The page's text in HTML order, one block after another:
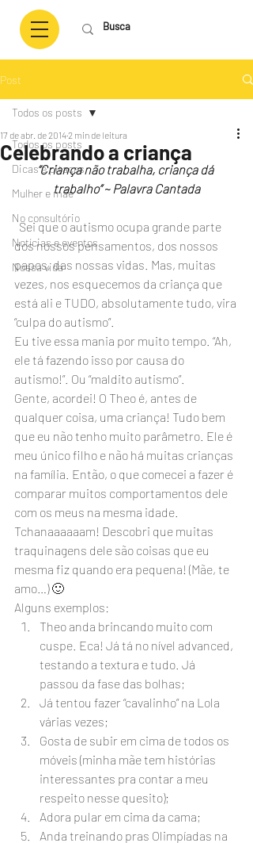
Post
Todos os posts
Dicas e pitacos
Mulher e mãe
No consultório
Notícias e eventos
Nossa vida
Todos os posts
Celebrando a criança
17 de abr. de 20142 min de leitura
“Criança não trabalha, criança dá
trabalho” ~ Palavra Cantada
  Sei que o autismo ocupa grande parte
dos nossos pensamentos, dos nossos
papos, das nossas vidas. Mas, muitas
vezes, nos esquecemos da criança que
está ali e TUDO, absolutamente tudo, vira
“culpa do autismo”.
Eu tive essa mania por muito tempo. “Ah,
ele tá fazendo isso por causa do
autismo!”. Ou “maldito autismo”.
Gente, acordei! O Theo é, antes de
qualquer coisa, uma criança! Tudo bem
que eu não tenho muito parâmetro. Ele é
meu único filho e não há muitas crianças
na família. Então, o que comecei a fazer é
comparar muitos comportamentos dele
com os meus na mesma idade.
Tchanaaaaaam! Descobri que muitas
traquinagens dele são coisas que eu
mesma fiz quando era pequena! (Mãe, te
amo…) 🙂
Alguns exemplos:
Theo anda brincando muito com
cuspe. Eca! Já tá no nível advanced,
testando a textura e tudo. Já
passou da fase das bolhas;
Já tentou fazer “cavalinho” na Lola
várias vezes;
Gosta de subir em cima de todos os
móveis (minha mãe tem histórias
interessantes pra contar a meu
respeito nesse quesito);
Adora pular em cima da cama;
Anda treinando pras Olimpíadas na